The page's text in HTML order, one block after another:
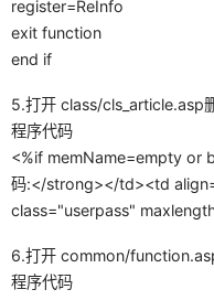
register=ReInfo
exit function
end if
5.打开 class/cls_article.asp
程序代码
<%if memName=empty or
码:</strong></td><td
class="userpass"
6.打开 common/
程序代码